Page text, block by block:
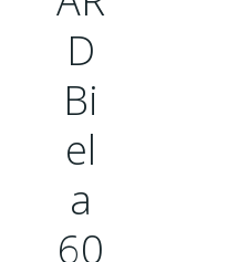
D
Bi
el
a
60